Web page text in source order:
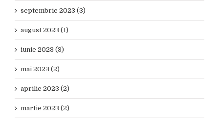
septembrie 2023 (3)
august 2023 (1)
iunie 2023 (3)
mai 2023 (2)
aprilie 2023 (2)
martie 2023 (2)